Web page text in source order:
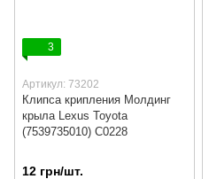
3
Артикул: 73202
Клипса крипления Молдинг
крыла Lexus Toyota
(7539735010) C0228
12 грн/шт.